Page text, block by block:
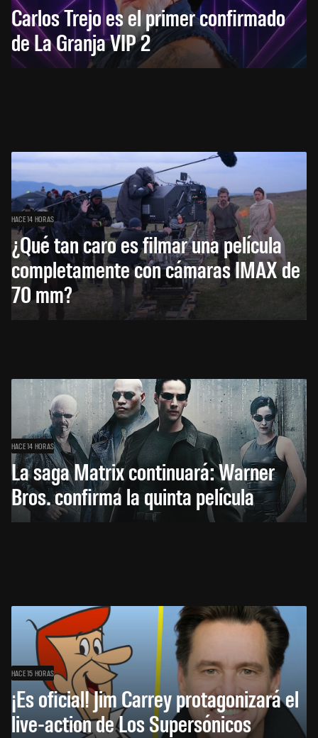
Carlos Trejo es el primer confirmado
de La Granja VIP 2
HACE 14 HORAS
¿Qué tan caro es filmar una película
completamente con cámaras IMAX de
70 mm?
HACE 14 HORAS
La saga Matrix continuará: Warner
Bros. confirma la quinta película
HACE 15 HORAS
¡Es oficial! Jim Carrey protagonizará el
live-action de Los Supersónicos